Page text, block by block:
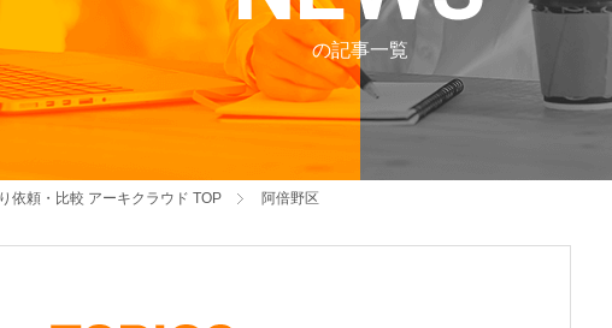
の記事一覧
依頼・比較 アーキクラウド TOP 阿倍野区